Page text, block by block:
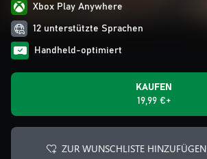
Xbox Play Anywhere
12 unterstützte Sprachen
Handheld-optimiert
KAUFEN
19,99 €+
ZUR WUNSCHLISTE HINZUFÜGEN